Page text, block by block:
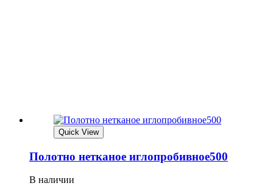
Quick View
Полотно нетканое иглопробивное500
В наличии